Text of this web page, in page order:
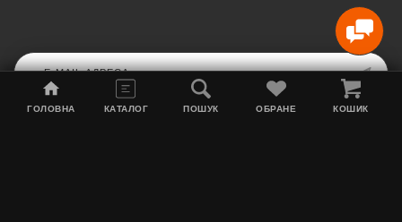
ГОЛОВНА КАТАЛОГ ПОШУК ОБРАНЕ КОШИК